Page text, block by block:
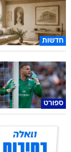
חדשות
ספורט